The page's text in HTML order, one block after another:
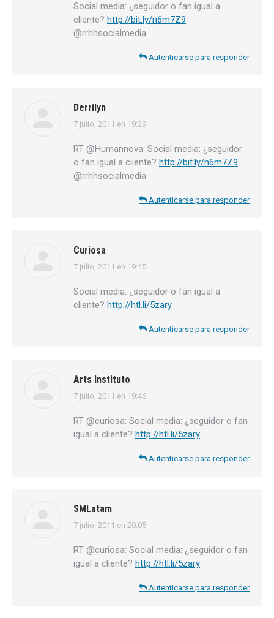
Social media: ¿seguidor o fan igual a
cliente? http://bit.ly/n6m7Z9
@rrhhsocialmedia
Autenticarse para responder
Derrilyn
dice:
7 julio, 2011 en 19:29
RT @Humannova: Social media: ¿seguidor
o fan igual a cliente? http://bit.ly/n6m7Z9
@rrhhsocialmedia
Autenticarse para responder
Curiosa
dice:
7 julio, 2011 en 19:45
Social media: ¿seguidor o fan igual a
cliente? http://htl.li/5zary
Autenticarse para responder
Arts Instituto
dice:
7 julio, 2011 en 19:46
RT @curiosa: Social media: ¿seguidor o fan
igual a cliente? http://htl.li/5zary
Autenticarse para responder
SMLatam
dice:
7 julio, 2011 en 20:05
RT @curiosa: Social media: ¿seguidor o fan
igual a cliente? http://htl.li/5zary
Autenticarse para responder